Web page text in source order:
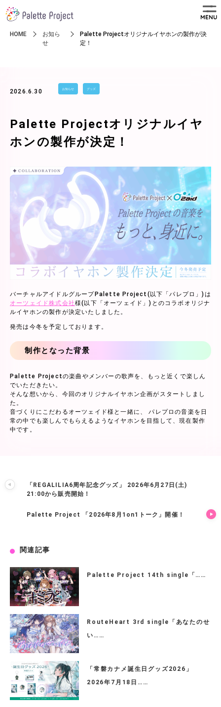
MENU
HOME
お知ら
せ
Palette Projectオリジナルイヤホンの製作が決
定！
2026.6.30 お知らせ グッズ
Palette Projectオリジナルイヤ
ホンの製作が決定！
バーチャルアイドルグループPalette Project(以下「パレプロ」)は
オーツェイド株式会社様(以下「オーツェイド」)とのコラボオリジナ
ルイヤホンの製作が決定いたしました。
発売は今冬を予定しております。
制作となった背景
Palette Projectの楽曲やメンバーの歌声を、もっと近くで楽しん
でいただきたい。
そんな想いから、今回のオリジナルイヤホン企画がスタートしまし
た。
音づくりにこだわるオーツェイド様と一緒に、 パレプロの音楽を日
常の中でも楽しんでもらえるようなイヤホンを目指して、現在製作
中です。
「REGALILIA6周年記念グッズ」 2026年6月27日(土)
21:00から販売開始！
Palette Project 「2026年8月1on1トーク」開催！
関連記事
Palette Project 14th single「……
RouteHeart 3rd single「あなたのせ
い……
「常磐カナメ誕生日グッズ2026」
2026年7月18日……